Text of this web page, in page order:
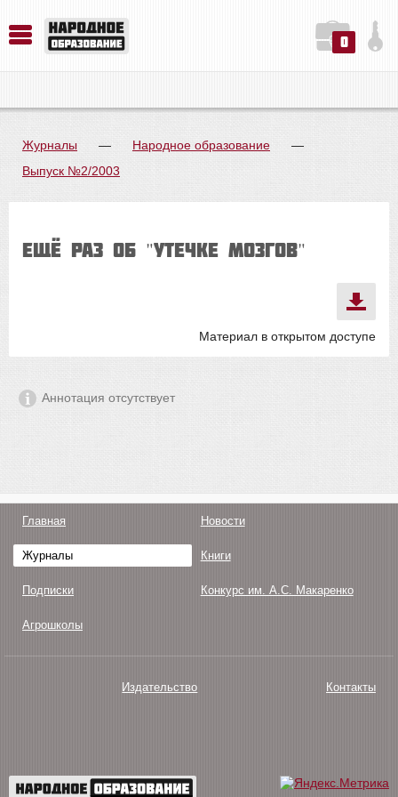
0
Журналы — Народное образование
—
Выпуск №2/2003
Ещё раз об "утечке мозгов"
Материал в открытом доступе
Аннотация отсутствует
Главная Новости
Журналы Книги
Подписки Конкурс им. А.С. Макаренко
Агрошколы
Издательство Контакты